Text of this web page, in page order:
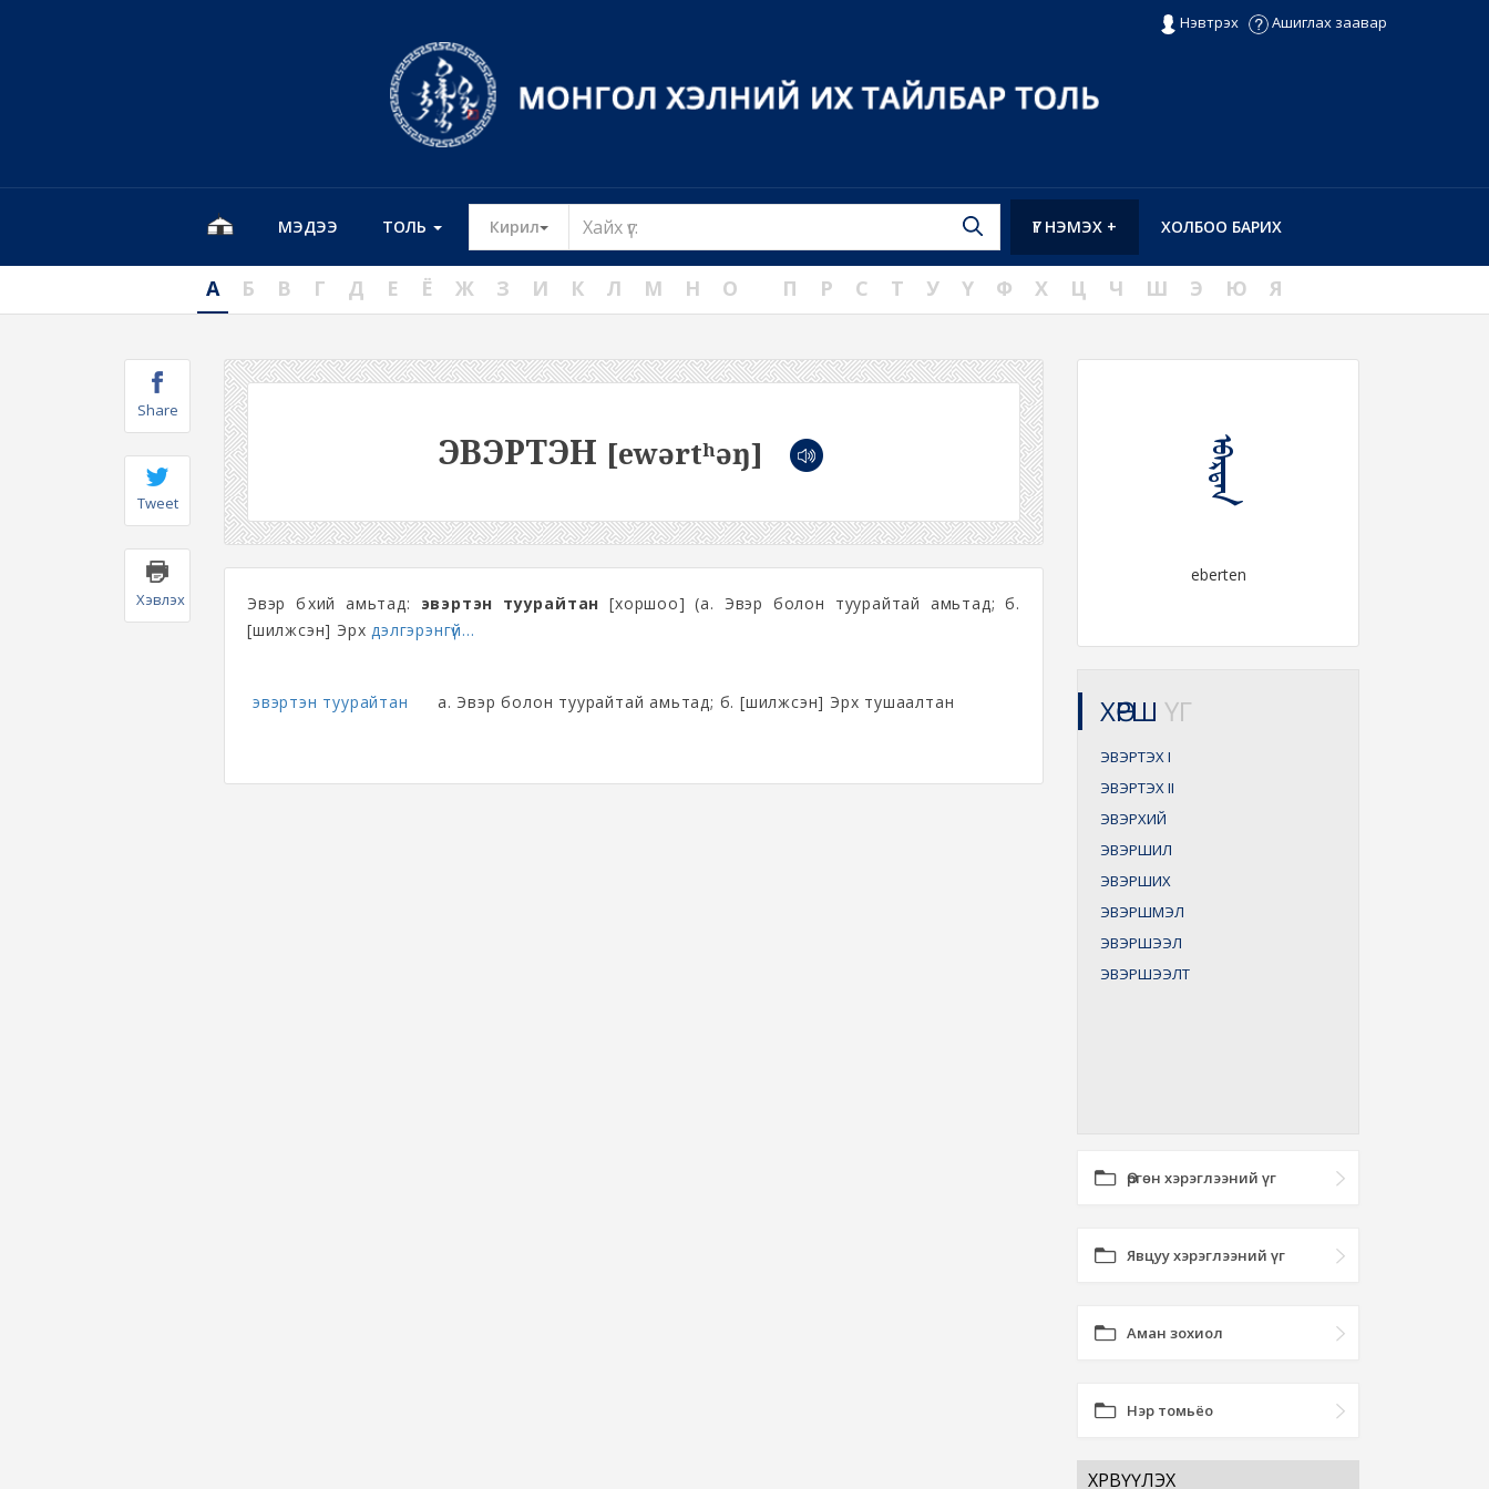
Нэвтрэх Ашиглах заавар
МЭДЭЭ ТОЛЬ Кирил Toggle Dropdown ХОЛБОО БАРИХ
ҮГ НЭМЭХ +
А Б В Г Д Е Ё Ж З И К Л М Н О П Р С Т У Ү Ф Х Ц Ч Ш Э Ю Я
Share
Tweet
Хэвлэх
ЭВЭРТЭН [ewərtʰəŋ]
Эвэр бүхий амьтад: эвэртэн туурайтан [хоршоо] (а. Эвэр болон туурайтай амьтад; б.
[шилжсэн] Эрхдэлгэрэнгүй...
эвэртэн туурайтан а. Эвэр болон туурайтай амьтад; б. [шилжсэн] Эрх тушаалтан
ᠡᠪᠡᠷᠲᠡᠨ
eberten
ХӨРШ ҮГ
ЭВЭРТЭХI
ЭВЭРТЭХII
ЭВЭРХИЙ
ЭВЭРШИЛ
ЭВЭРШИХ
ЭВЭРШМЭЛ
ЭВЭРШЭЭЛ
ЭВЭРШЭЭЛТ
Өргөн хэрэглээний үг
Явцуу хэрэглээний үг
Аман зохиол
Нэр томьёо
ХӨРВҮҮЛЭХ